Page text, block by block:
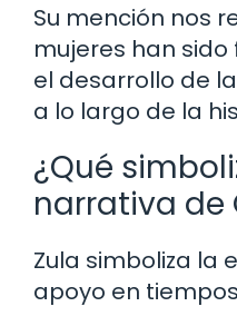
Su mención nos
mujeres han
el desarrollo de
a lo largo de la
¿Qué
narrativa de
Zula simboliza la
apoyo en